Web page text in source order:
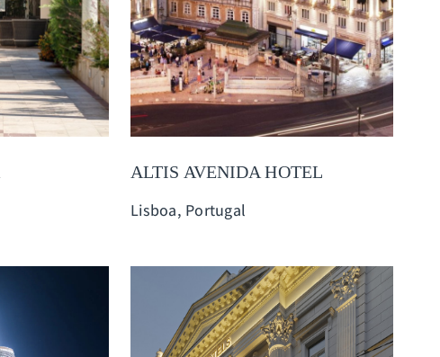
ALTIS AVENIDA HOTEL
Lisboa, Portugal